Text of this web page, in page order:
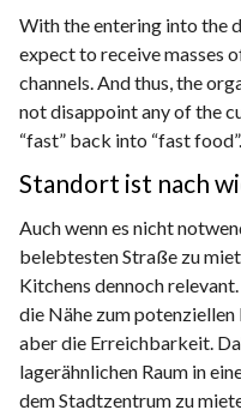
With the entering into the
expect to receive masses
channels. And thus, the
not disappoint any of the
“fast” back into “fast food”.
Standort ist nach
Auch wenn es nicht
belebtesten Straße zu
Kitchens dennoch
die Nähe zum
aber die Erreichbarkeit.
lagerähnlichen Raum in
dem Stadtzentrum zu